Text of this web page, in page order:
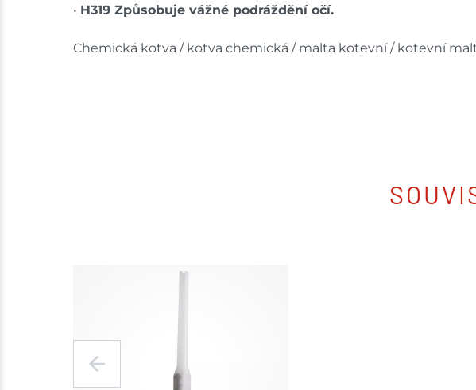
• H319 Způsobuje vážné podráždění očí.
Chemická kotva / kotva chemická / malta kotevní / kotevní